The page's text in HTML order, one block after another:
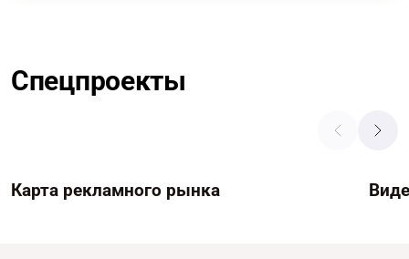
Спецпроекты
Карта рекламного рынка